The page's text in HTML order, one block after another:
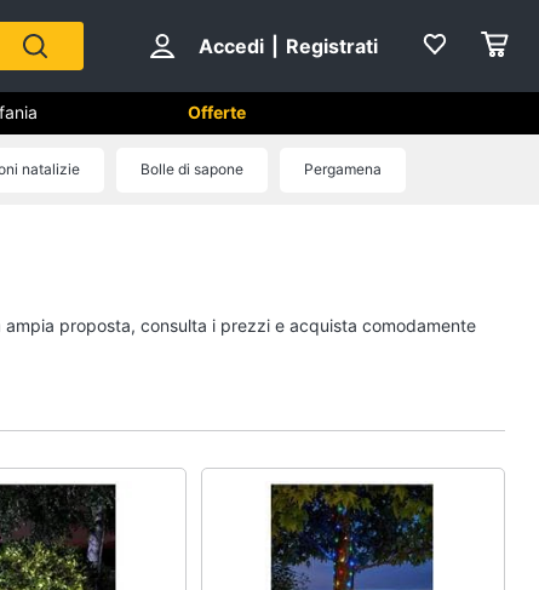
Accedi Registrati
Vedi tutti
Carnevale
Maschera per travestimenti
Costumi carnevale
Offerte
natalizie Bolle di sapone Pergamena
proposta, consulta i prezzi e acquista comodamente